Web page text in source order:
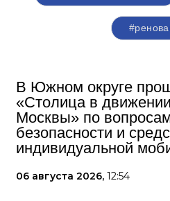
В Южном округе
«Столица в
Москвы» по
безопасности и
индивидуальной
06 августа 2026, 12:54